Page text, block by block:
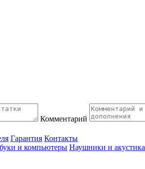
Комментарий
Гарантия Контакты
и компьютеры Наушники и акустика